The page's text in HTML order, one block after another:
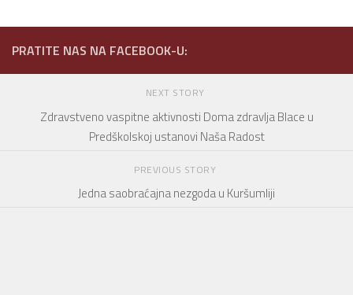
PRATITE NAS NA FACEBOOK-U:
NEXT STORY
Zdravstveno vaspitne aktivnosti Doma zdravlja Blace u
Predškolskoj ustanovi Naša Radost
PREVIOUS STORY
Jedna saobraćajna nezgoda u Kuršumliji